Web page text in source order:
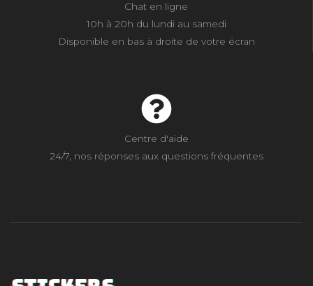
Chat en ligne
10h à 20h du lundi au samedi
Disponible en bas à droite de votre écran
Centre d'aide
24/7, nos réponses aux questions fréquentes